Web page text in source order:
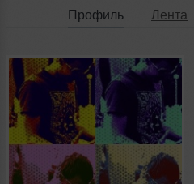
Профиль Лента